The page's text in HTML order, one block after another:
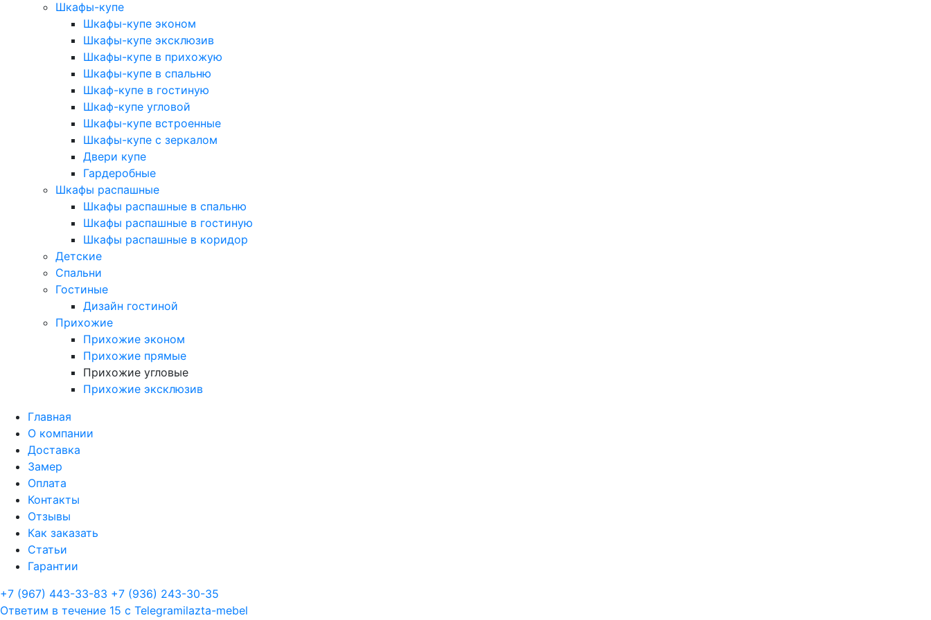
Шкафы-купе
Шкафы-купе эконом
Шкафы-купе эксклюзив
Шкафы-купе в прихожую
Шкафы-купе в спальню
Шкаф-купе в гостиную
Шкаф-купе угловой
Шкафы-купе встроенные
Шкафы-купе с зеркалом
Двери купе
Гардеробные
Шкафы распашные
Шкафы распашные в спальню
Шкафы распашные в гостиную
Шкафы распашные в коридор
Детские
Спальни
Гостиные
Дизайн гостиной
Прихожие
Прихожие эконом
Прихожие прямые
Прихожие угловые
Прихожие эксклюзив
Главная
О компании
Доставка
Замер
Оплата
Контакты
Отзывы
Как заказать
Статьи
Гарантии
+7 (967) 443-33-83 +7 (936) 243-30-35
Ответим в течение 15 с Telegramilazta-mebel